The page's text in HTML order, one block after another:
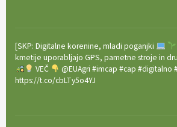
[SKP: Digitalne korenine, mladi poganjki
kmetije uporabljajo GPS, pametne stroje in
VEČ
@EUAgri #imcap #cap #digitalno
https://t.co/cbLTy5o4YJ